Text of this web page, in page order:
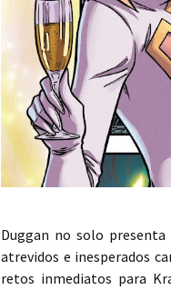
Duggan no solo
atrevidos e inesperados
retos inmediatos para